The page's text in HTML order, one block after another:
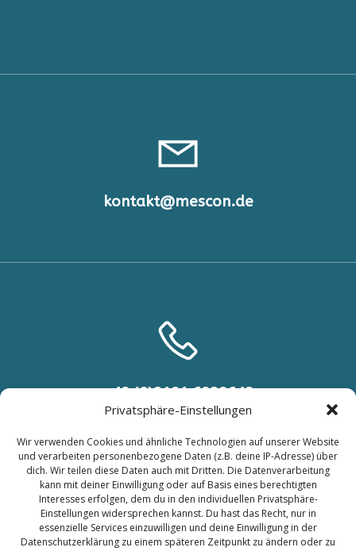
Privatsphäre-Einstellungen
Wir verwenden Cookies und ähnliche Technologien auf unserer Website
und verarbeiten personenbezogene Daten (z.B. deine IP-Adresse) über
dich. Wir teilen diese Daten auch mit Dritten. Die Datenverarbeitung
kann mit deiner Einwilligung oder auf Basis eines berechtigten
Interesses erfolgen, dem du in den individuellen Privatsphäre-
Einstellungen widersprechen kannst. Du hast das Recht, nur in
essenzielle Services einzuwilligen und deine Einwilligung in der
Datenschutzerklärung zu einem späteren Zeitpunkt zu ändern oder zu
kontakt@mescon.de
+49 (0)2191 6929648